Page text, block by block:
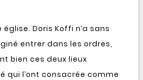
Doris Koffi n’a sans
entrer dans les ordres,
bien ces deux lieux
qui l’ont consacrée comme